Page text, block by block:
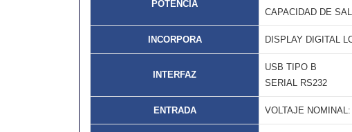
POTENCIA
CAPACIDAD DE
INCORPORA DISPLAY DIGITAL
INTERFAZ
USB TIPO B
SERIAL RS232
ENTRADA VOLTAJE